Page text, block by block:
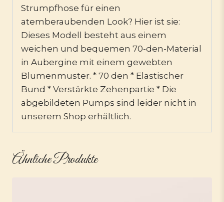
Strumpfhose für einen
atemberaubenden Look? Hier ist sie:
Dieses Modell besteht aus einem
weichen und bequemen 70-den-Material
in Aubergine mit einem gewebten
Blumenmuster. * 70 den * Elastischer
Bund * Verstärkte Zehenpartie * Die
abgebildeten Pumps sind leider nicht in
unserem Shop erhältlich.
Ähnliche Produkte